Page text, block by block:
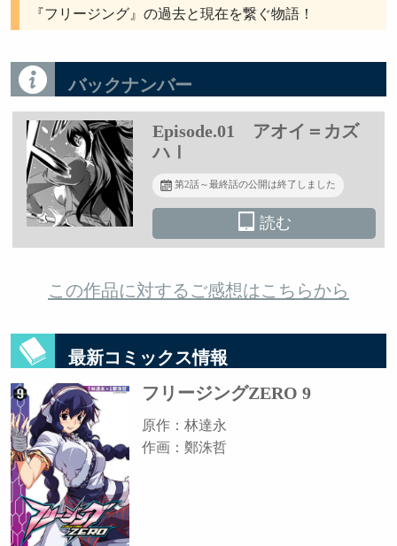
『フリージング』の過去と現在を繋ぐ物語！
バックナンバー
Episode.01 アオイ＝カズ
ハⅠ
第2話～最終話の公開は終了しました
読む
この作品に対するご感想はこちらから
最新コミックス情報
フリージングZERO 9
原作：林達永
作画：鄭洙哲